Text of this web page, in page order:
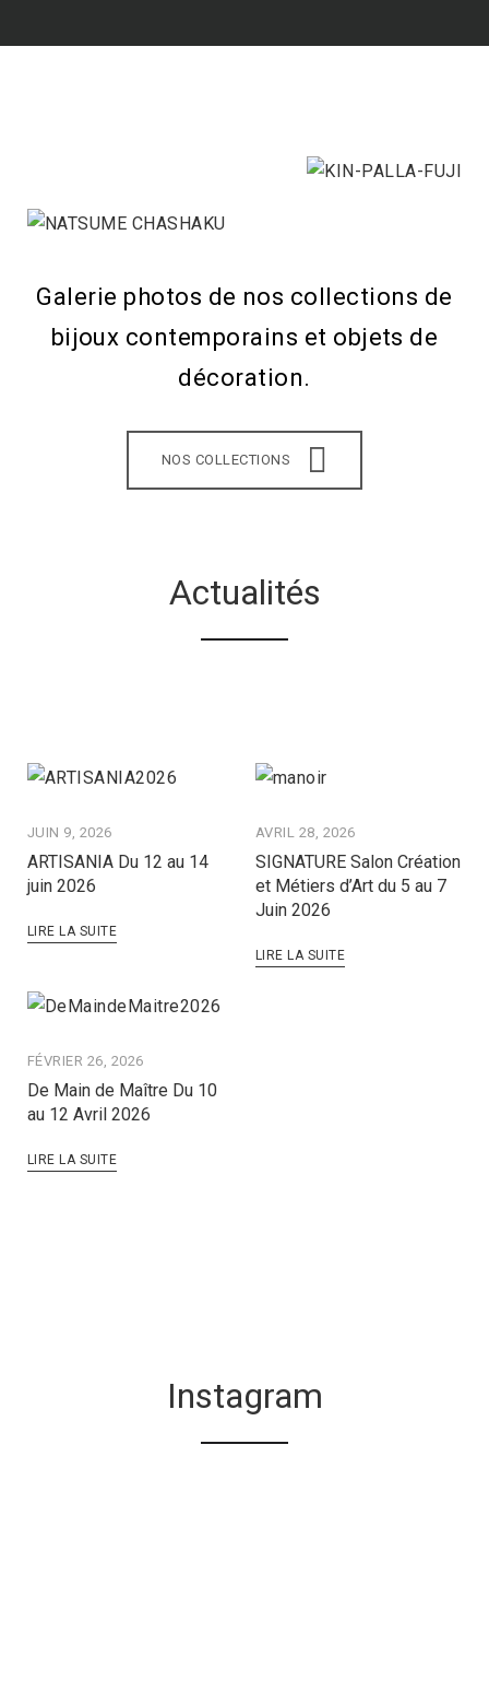
Galerie photos de nos collections de
bijoux contemporains et objets de
décoration.
NOS COLLECTIONS
Actualités
JUIN 9, 2026
ARTISANIA Du 12 au 14
juin 2026
LIRE LA SUITE
AVRIL 28, 2026
SIGNATURE Salon Création
et Métiers d’Art du 5 au 7
Juin 2026
LIRE LA SUITE
FÉVRIER 26, 2026
De Main de Maître Du 10
au 12 Avril 2026
LIRE LA SUITE
Instagram